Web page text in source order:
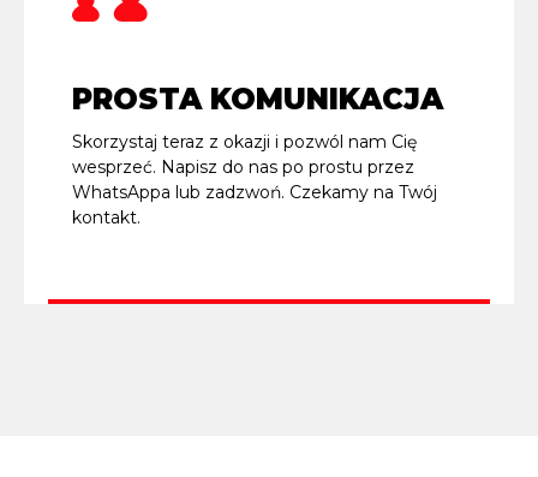
PROSTA KOMUNIKACJA
Skorzystaj teraz z okazji i pozwól nam Cię
wesprzeć. Napisz do nas po prostu przez
WhatsAppa lub zadzwoń. Czekamy na Twój
kontakt.